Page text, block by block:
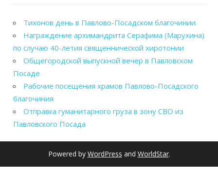
Тихонов день в Павлово-Посадском благочинии
Награждение архимандрита Серафима (Марухина)
по случаю 40-летия священнической хиротонии
Общегородской выпускной вечер в Павловском
Посаде
Рабочие посещения храмов Павлово-Посадского
благочиния
Отправка гуманитарного груза в зону СВО из
Павловского Посада
Powered by WordPress and WorldStar.